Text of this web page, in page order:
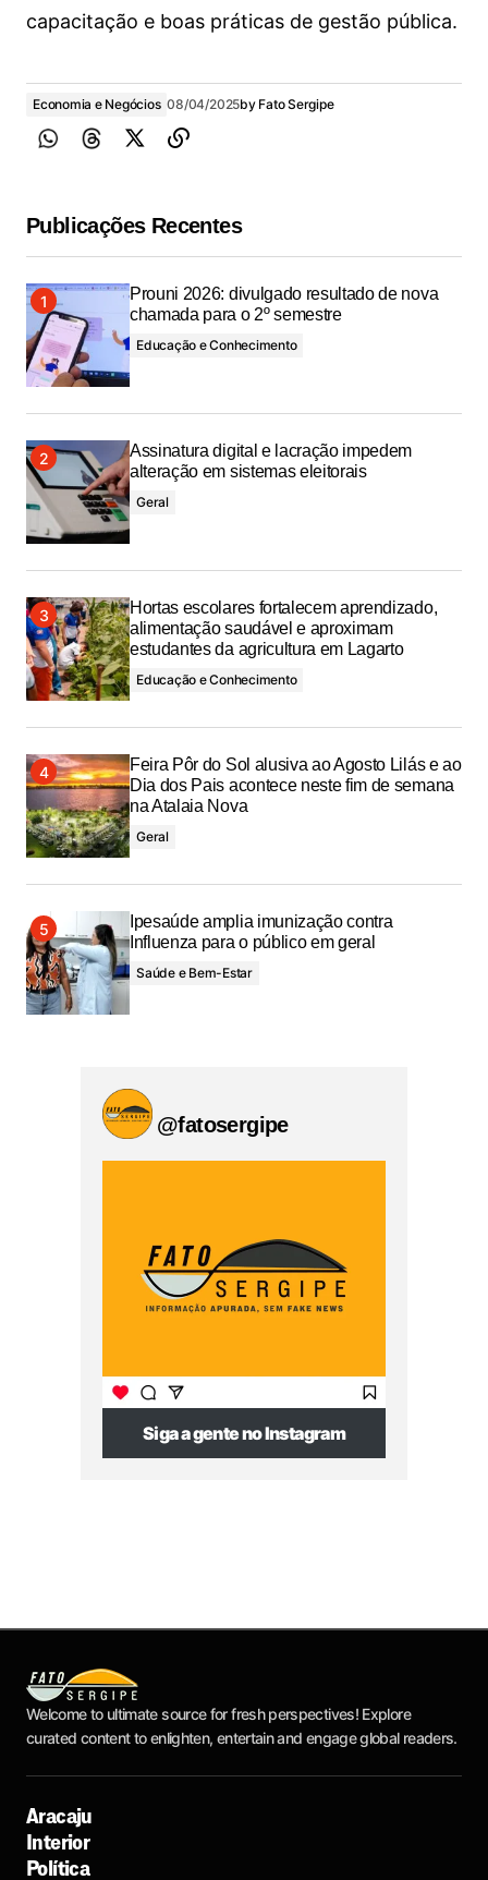
capacitação e boas práticas de gestão pública.
Economia e Negócios 08/04/2025by Fato Sergipe
Publicações Recentes
Prouni 2026: divulgado resultado de nova
chamada para o 2º semestre
Educação e Conhecimento
Assinatura digital e lacração impedem
alteração em sistemas eleitorais
Geral
Hortas escolares fortalecem aprendizado,
alimentação saudável e aproximam
estudantes da agricultura em Lagarto
Educação e Conhecimento
Feira Pôr do Sol alusiva ao Agosto Lilás e ao
Dia dos Pais acontece neste fim de semana
na Atalaia Nova
Geral
Ipesaúde amplia imunização contra
Influenza para o público em geral
Saúde e Bem-Estar
@fatosergipe
Siga a gente no Instagram
Welcome to ultimate source for fresh perspectives! Explore
curated content to enlighten, entertain and engage global readers.
Aracaju
Interior
Política